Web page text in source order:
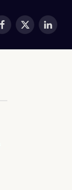
Facebook
X